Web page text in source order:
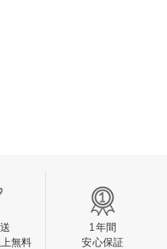
無料
1年間
安心保証